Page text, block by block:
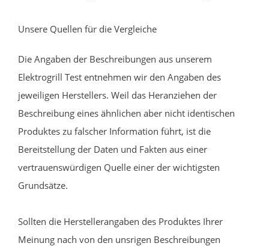
Unsere Quellen für die Vergleiche
Die Angaben der Beschreibungen aus unserem
Elektrogrill Test entnehmen wir den Angaben des
jeweiligen Herstellers. Weil das Heranziehen der
Beschreibung eines ähnlichen aber nicht identischen
Produktes zu falscher Information führt, ist die
Bereitstellung der Daten und Fakten aus einer
vertrauenswürdigen Quelle einer der wichtigsten
Grundsätze.
Sollten die Herstellerangaben des Produktes Ihrer
Meinung nach von den unsrigen Beschreibungen